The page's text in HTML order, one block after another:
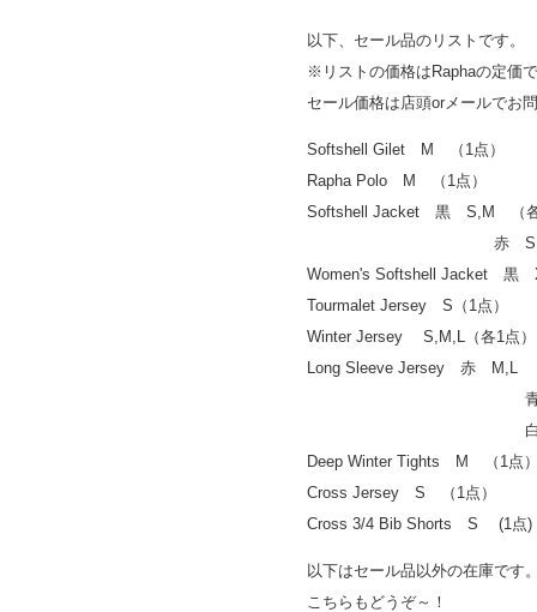
以下、セール品のリストです。
※リストの価格はRaphaの定価
セール価格は店頭orメールでお
Softshell Gilet M （1点）
Rapha Polo M （1点）
Softshell Jacket 黒 S,M （
赤 S,M （
Women's Softshell Jacket
Tourmalet Jersey S（1点）
Winter Jersey S,M,L（各1点
Long Sleeve Jersey 赤 M,L
青 S,M （
白 M （１
Deep Winter Tights M （1
Cross Jersey S （1点）
Cross 3/4 Bib Shorts S (1
以下はセール品以外の在庫です
こちらもどうぞ～！